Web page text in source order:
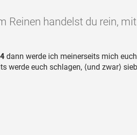
Reinen handelst du rein,
dann werde ich meinerseits mich
werde euch schlagen, ⟨und zwar⟩